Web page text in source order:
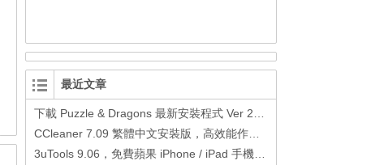
最近文章